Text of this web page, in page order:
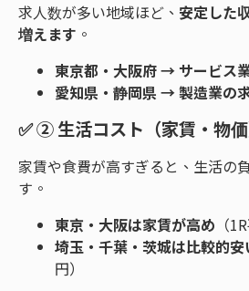
求人数が多い地域ほど、 安定した
増えます 。
東京都・大阪府 → サービス
愛知県・静岡県 → 製造業の
✅② 生活コスト（家賃・物
家賃や食費が高すぎると、生活の
す。
東京・大阪は家賃が高め （
埼玉・千葉・茨城は比較的安
円）